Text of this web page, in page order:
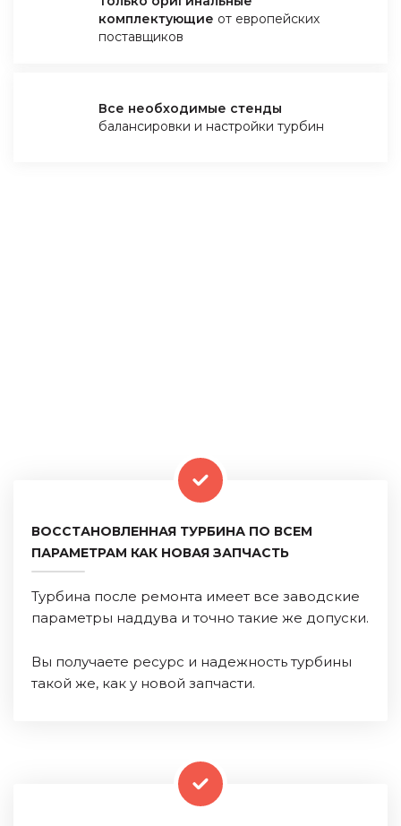
комплектующие от европейских
поставщиков
Все необходимые стенды
балансировки и настройки турбин
ВОССТАНОВЛЕННАЯ ТУРБИНА ПО ВСЕМ
ПАРАМЕТРАМ КАК НОВАЯ ЗАПЧАСТЬ
Турбина после ремонта имеет все заводские
параметры наддува и точно такие же допуски.
Вы получаете ресурс и надежность турбины
такой же, как у новой запчасти.